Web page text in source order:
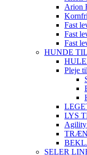
Arion
Fast
Fast
Fast
HUNDE
Pleje
LYS
SELER